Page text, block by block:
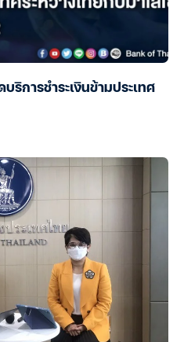
ริการชำระเงินข้ามประเทศ